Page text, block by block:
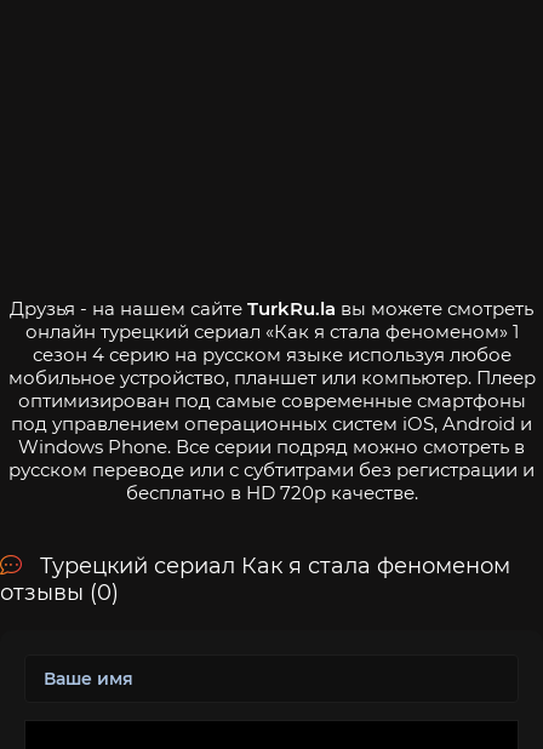
Друзья - на нашем сайте TurkRu.la вы можете смотреть
онлайн турецкий сериал «Как я стала феноменом» 1
сезон 4 серию на русском языке используя любое
мобильное устройство, планшет или компьютер. Плеер
оптимизирован под самые современные смартфоны
под управлением операционных систем iOS, Android и
Windows Phone. Все серии подряд можно смотреть в
русском переводе или с субтитрами без регистрации и
бесплатно в HD 720p качестве.
Турецкий сериал Как я стала феноменом
отзывы (0)